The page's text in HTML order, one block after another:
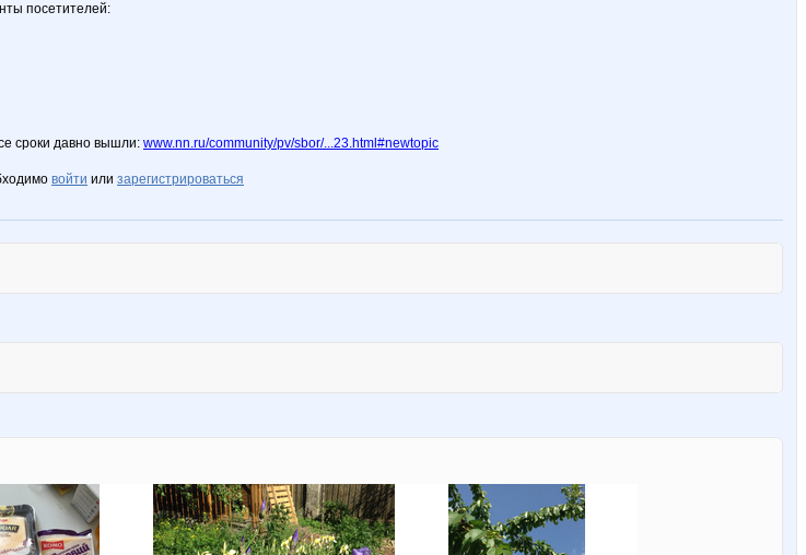
посетителей:
сроки давно вышли: www.nn.ru/community/pv/sbor/...23.html#newtopic
войти или зарегистрироваться